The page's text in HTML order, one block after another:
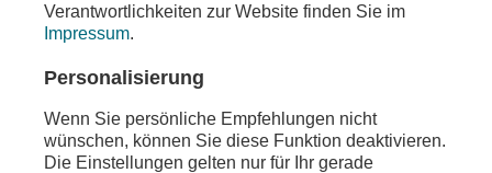
Verantwortlichkeiten zur Website finden Sie im
Impressum.
Personalisierung
Wenn Sie persönliche Empfehlungen nicht
wünschen, können Sie diese Funktion deaktivieren.
Die Einstellungen gelten nur für Ihr gerade